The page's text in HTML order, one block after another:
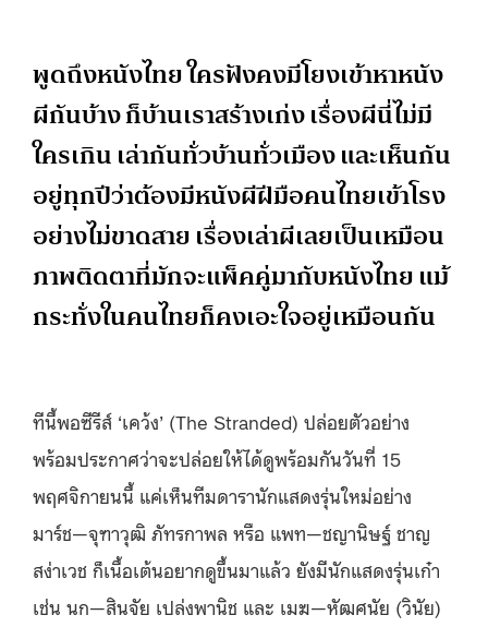
พูดถึงหนังไทย ใครฟังคงมีโยงเข้าหาหนัง
ผีกันบ้าง ก็บ้านเราสร้างเก่ง เรื่องผีนี่ไม่มี
ใครเกิน เล่ากันทั่วบ้านทั่วเมือง และเห็นกัน
อยู่ทุกปีว่าต้องมีหนังผีฝีมือคนไทยเข้าโรง
อย่างไม่ขาดสาย เรื่องเล่าผีเลยเป็นเหมือน
ภาพติดตาที่มักจะแพ็คคู่มากับหนังไทย แม้
กระทั่งในคนไทยก็คงเอะใจอยู่เหมือนกัน
ทีนี้พอซีรีส์ ‘เคว้ง’ (The Stranded) ปล่อยตัวอย่าง
พร้อมประกาศว่าจะปล่อยให้ได้ดูพร้อมกันวันที่ 15
พฤศจิกายนนี้ แค่เห็นทีมดารานักแสดงรุ่นใหม่อย่าง
มาร์ช—จุฑาวุฒิ ภัทรกาพล หรือ แพท—ชญานิษฐ์ ชาญ
สง่าเวช ก็เนื้อเต้นอยากดูขึ้นมาแล้ว ยังมีนักแสดงรุ่นเก๋า
เช่น นก—สินจัย เปล่งพานิช และ เมฆ—หัฒศนัย (วินัย)